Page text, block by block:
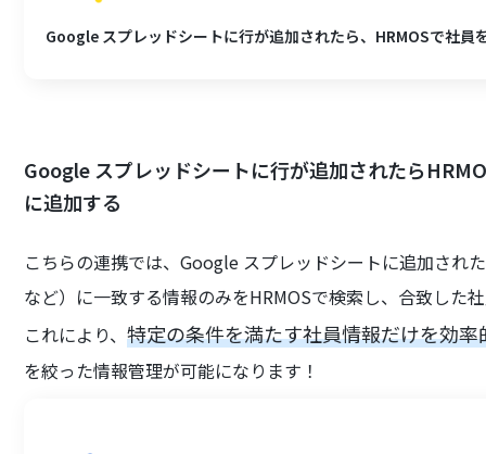
Google スプレッドシートに行が追加されたら、HRMOSで社員
Google スプレッドシートに行が追加されたら
に追加する
こちらの連携では、Google スプレッドシートに追加され
など）に一致する情報のみをHRMOSで検索し、合致した
これにより、特定の条件を満たす社員情報だけを効
を絞った情報管理が可能になります！